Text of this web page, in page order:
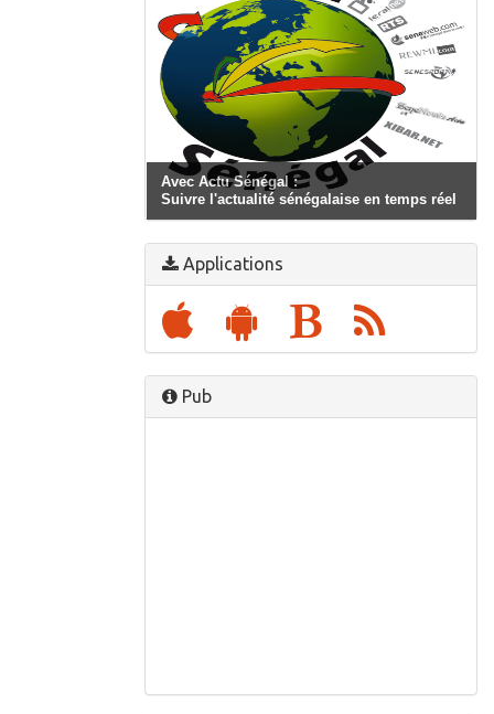
Avec Actu Sénégal :
Suivre l'actualité sénégalaise en temps réel
Applications
Pub